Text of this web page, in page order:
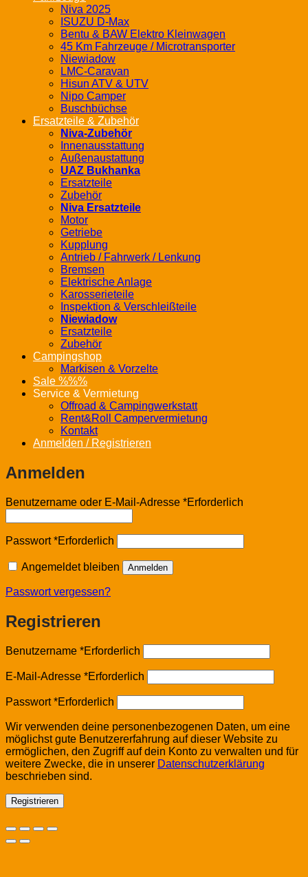
Niva 2025
ISUZU D-Max
Bentu & BAW Elektro Kleinwagen
45 Km Fahrzeuge / Microtransporter
Niewiadow
LMC-Caravan
Hisun ATV & UTV
Nipo Camper
Buschbüchse
Ersatzteile & Zubehör
Niva-Zubehör
Innenausstattung
Außenaustattung
UAZ Bukhanka
Ersatzteile
Zubehör
Niva Ersatzteile
Motor
Getriebe
Kupplung
Antrieb / Fahrwerk / Lenkung
Bremsen
Elektrische Anlage
Karosserieteile
Inspektion & Verschleißteile
Niewiadow
Ersatzteile
Zubehör
Campingshop
Markisen & Vorzelte
Sale %%%
Service & Vermietung
Offroad & Campingwerkstatt
Rent&Roll Campervermietung
Kontakt
Anmelden / Registrieren
Anmelden
Benutzername oder E-Mail-Adresse *Erforderlich
Passwort*Erforderlich
Angemeldet bleiben Anmelden
Passwort vergessen?
Registrieren
Benutzername *Erforderlich
E-Mail-Adresse *Erforderlich
Passwort*Erforderlich
Wir verwenden deine personenbezogenen Daten, um eine
möglichst gute Benutzererfahrung auf dieser Website zu
ermöglichen, den Zugriff auf dein Konto zu verwalten und für
weitere Zwecke, die in unserer Datenschutzerklärung
beschrieben sind.
Registrieren